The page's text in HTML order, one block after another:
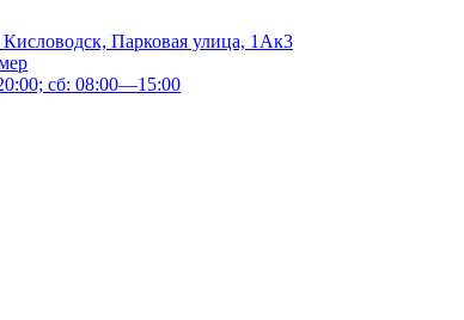
Парковая улица, 1Ак3
сб: 08:00—15:00